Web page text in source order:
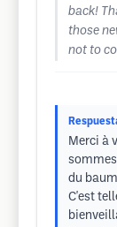
back!
those
not to
Merci à
du
C'est